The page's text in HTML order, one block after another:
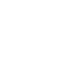
u klaar.